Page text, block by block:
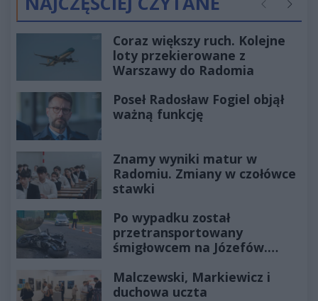
Poprzednie
Coraz większy ruch. Kolejne
loty przekierowane z
Warszawy do Radomia
Poseł Radosław Fogiel objął
ważną funkcję
Znamy wyniki matur w
Radomiu. Zmiany w czołówce
stawki
Po wypadku został
przetransportowany
śmigłowcem na Józefów.
Malczewski, Markiewicz i
duchowa uczta